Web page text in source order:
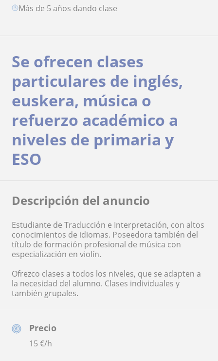
más de 5 años dando clase
Precio
15€/h
Se ofrecen clases
particulares de inglés,
euskera, música o
refuerzo académico a
niveles de primaria y
ESO
Descripción del anuncio
Estudiante de Traducción e Interpretación, con altos
conocimientos de idiomas. Poseedora también del
título de formación profesional de música con
especialización en violín.
Ofrezco clases a todos los niveles, que se adapten a
la necesidad del alumno. Clases individuales y
también grupales.